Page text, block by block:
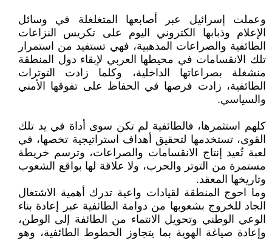
وعملت إسرائيل عبر أصابعها المتغلغلة في وسائل
الإعلام وذبابها الكتروني اليوم على تكريس النزاعات
الطائفية والصراعات المذهبية، فهي تستفيد من استمرار
تلك الانقسامات في محيطها العربي لإبقاء دول المنطقة
منشغلة بصراعاتها الداخلية، وكلما زادت التوترات
الطائفية، زادت فرصها في الحفاظ على تفوقها الأمني
والسياسي.
كلهم استثمرها، فالطائفية لم تكن سوى أداة في يد تلك
القوى، تستخدمها لتحقيق أهداف استراتيجية تخصها، في
لعبة تُعيد إنتاج الانقسامات والصراعات، وترسم خريطة
مستمرة من التوتر والحرب، ولا علاقة لها بواقع الشعوب
وتاريخها المعقد.
وما احوج المنطقة لقيادات واعية تدرك أهمية الاشتغال
الجاد للخروج بشعوبها من دوامة الطائفية عبر إعادة بناء
الوعي الوطني وتحويل الانتماء من الطائفة إلى الوطن،
وإعادة صياغة الهوية بما يتجاوز الخطوط الطائفية، وهو